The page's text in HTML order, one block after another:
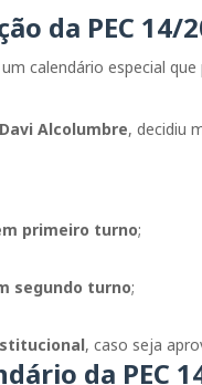
da PEC 14/
calendário especial
Davi Alcolumbre, decidiu
primeiro turno;
segundo turno;
, caso seja
da PEC